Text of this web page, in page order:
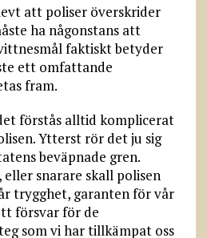
att poliser överskrider
ha någonstans att
faktiskt betyder
ett omfattande
fram.
förstås alltid komplicerat
Ytterst rör det ju sig
beväpnade gren.
snarare skall polisen
trygghet, garanten för vår
försvar för de
som vi har tillkämpat oss